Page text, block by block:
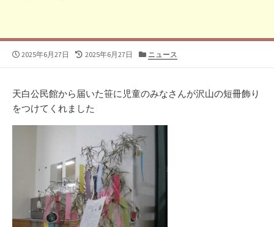
公
2025年6月27日
最
新
日
2025年6月27日
カ
リ
ー
ニュース
天白公民館から届いた笹に児童のみなさんが沢山の短冊飾り
をつけてくれました